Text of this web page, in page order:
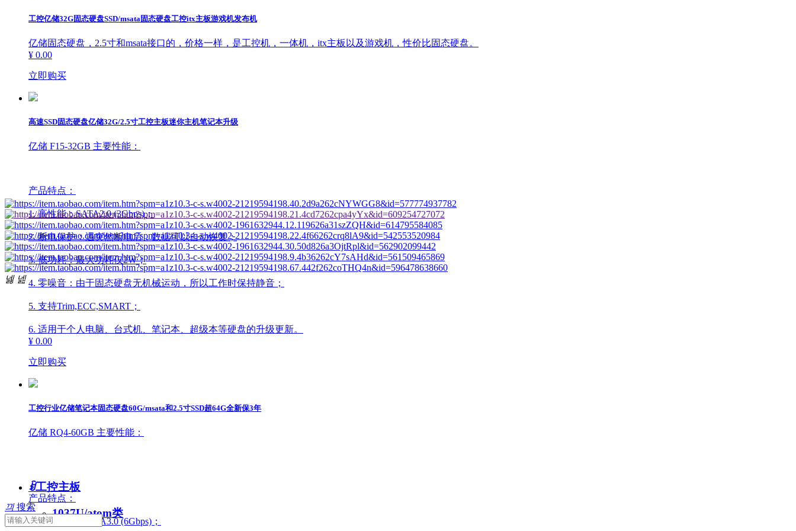
工控亿储32G固态硬盘SSD/msata固态硬盘工控itx主板游戏机发布机
亿储固态硬盘，2.5寸和msata接口的，价格一样，是工控机，一体机，itx主板以及游戏机，性价比固态硬盘。
¥ 0.00
立即购买
高速SSD固态硬盘亿储32G/2.5寸工控主板迷你主机笔记本升级
亿储 F15-32GB 主要性能：
产品特点：
1. 高性能：SATA2.0 (3Gbps)；
2. 断电保护：遇突然断电后，数据可以自动恢复；
3. 低功耗：最大功耗仅2W；
4. 零噪音：由于固态硬盘无机械运动，所以工作时保持静音；
5. 支持Trim,ECC,SMART；
6. 适用于个人电脑、台式机、笔记本、超级本等硬盘的升级更新。
¥ 0.00
立即购买
工控行业亿储笔记本固态硬盘60G/msata和2.5寸SSD超64G全新保3年
亿储 RQ4-60GB 主要性能：
产品特点：
1. 高性能：mSATA3.0 (6Gbps)；
넳 넲
ꀁ工控主板
1037U/atom类
끠 搜索